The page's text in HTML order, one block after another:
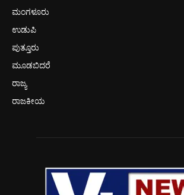
ಮಂಗಳೂರು
ಉಡುಪಿ
ಪುತ್ತೂರು
ಮೂಡಬಿದರೆ
ರಾಜ್ಯ
ರಾಜಕೀಯ